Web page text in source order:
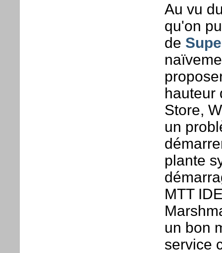
Au vu
qu'on
de
hauteur
Store,
un
plante
MTT
un bon
service